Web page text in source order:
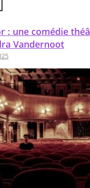
: une comédie
Vandernoot